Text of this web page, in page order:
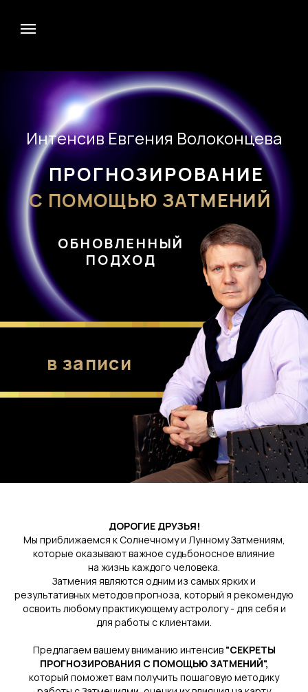
ОБНОВЛЕННЫЙ
ПРОГНОЗИРОВАНИЕ
в записи
С ПОМОЩЬЮ ЗАТМЕНИЙ
Интенсив Евгения Волоконцева
ДОРОГИЕ ДРУЗЬЯ!
Мы приближаемся к Солнечному и Лунному Затмениям,
которые оказывают важное судьбоносное влияние
на жизнь каждого человека.
Затмения являются одним из самых ярких и
результативных методов прогноза, который я рекомендую
освоить любому практикующему астрологу - для себя и
для работы с клиентами.
Предлагаем вашему вниманию интенсив "СЕКРЕТЫ
ПРОГНОЗИРОВАНИЯ С ПОМОЩЬЮ ЗАТМЕНИЙ",
который поможет вам получить пошаговую методику